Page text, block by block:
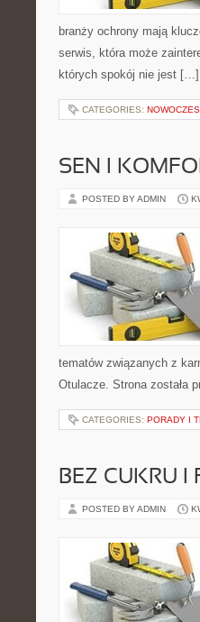
branży ochrony mają
serwis, która może
których spokój nie jest […]
CATEGORIES:
SEN I
POSTED BY ADMIN
tematów związanych z
Otulacze. Strona została
CATEGORIES: PORADY I
BEZ CUKRU I
POSTED BY ADMIN